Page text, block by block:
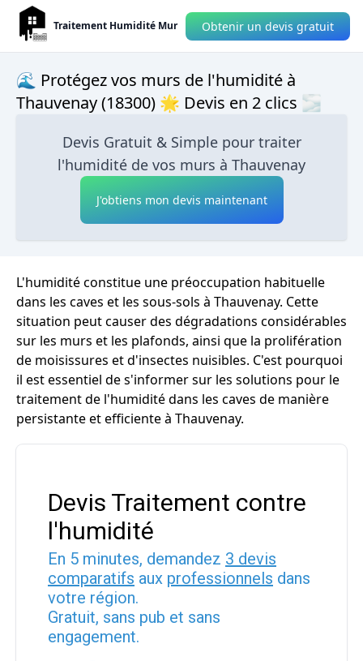
Traitement Humidité Mur Obtenir un devis gratuit
🌊 Protégez vos murs de l'humidité à
Thauvenay (18300) 🌟 Devis en 2 clics 🌫
Devis Gratuit & Simple pour traiter
l'humidité de vos murs à Thauvenay
J'obtiens mon devis maintenant
L'humidité constitue une préoccupation habituelle
dans les caves et les sous-sols à Thauvenay. Cette
situation peut causer des dégradations considérables
sur les murs et les plafonds, ainsi que la prolifération
de moisissures et d'insectes nuisibles. C'est pourquoi
il est essentiel de s'informer sur les solutions pour le
traitement de l'humidité dans les caves de manière
persistante et efficiente à Thauvenay.
Devis Traitement contre
l'humidité
En 5 minutes, demandez 3 devis
comparatifs aux professionnels dans
votre région.
Gratuit, sans pub et sans
engagement.